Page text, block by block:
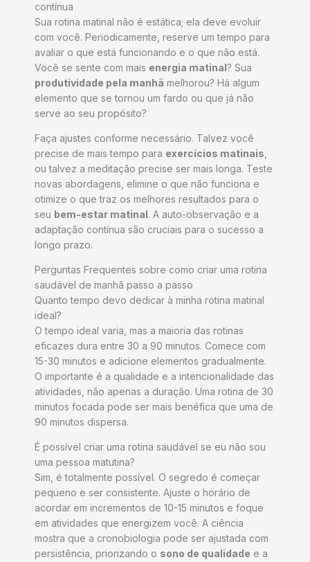
contínua
Sua rotina matinal não é estática; ela deve evoluir
com você. Periodicamente, reserve um tempo para
avaliar o que está funcionando e o que não está.
Você se sente com mais energia matinal ? Sua
produtividade pela manhã melhorou? Há algum
elemento que se tornou um fardo ou que já não
serve ao seu propósito?
Faça ajustes conforme necessário. Talvez você
precise de mais tempo para exercícios matinais,
ou talvez a meditação precise ser mais longa. Teste
novas abordagens, elimine o que não funciona e
otimize o que traz os melhores resultados para o
seu bem-estar matinal . A auto-observação e a
adaptação contínua são cruciais para o sucesso a
longo prazo.
Perguntas Frequentes sobre como criar uma rotina
saudável de manhã passo a passo
Quanto tempo devo dedicar à minha rotina matinal
ideal?
O tempo ideal varia, mas a maioria das rotinas
eficazes dura entre 30 a 90 minutos. Comece com
15-30 minutos e adicione elementos gradualmente.
O importante é a qualidade e a intencionalidade das
atividades, não apenas a duração. Uma rotina de 30
minutos focada pode ser mais benéfica que uma de
90 minutos dispersa.
É possível criar uma rotina saudável se eu não sou
uma pessoa matutina?
Sim, é totalmente possível. O segredo é começar
pequeno e ser consistente. Ajuste o horário de
acordar em incrementos de 10-15 minutos e foque
em atividades que energizem você. A ciência
mostra que a cronobiologia pode ser ajustada com
persistência, priorizando o sono de qualidade e a